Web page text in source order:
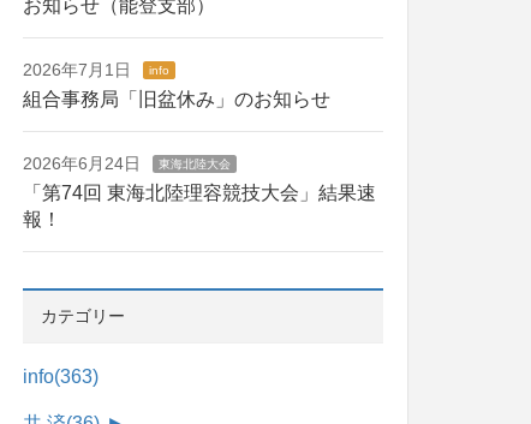
お知らせ（能登支部）
2026年7月1日 info
組合事務局「旧盆休み」のお知らせ
2026年6月24日 東海北陸大会
「第74回 東海北陸理容競技大会」結果速
報！
カテゴリー
info(363)